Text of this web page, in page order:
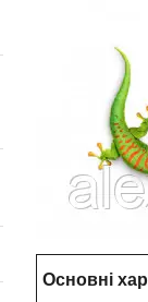
Основні